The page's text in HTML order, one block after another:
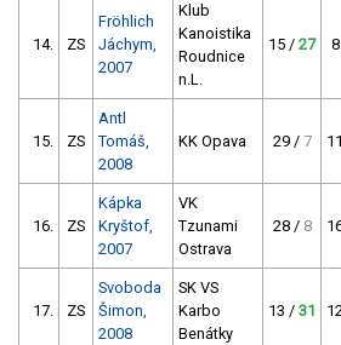
14. ZS
Fröhlich
Jáchym,
2007
Klub
Kanoistika
Roudnice
n.L.
15 / 27
15. ZS
Antl
Tomáš,
2008
KK Opava 29 / 7
16. ZS
Kápka
Kryštof,
2007
VK
Tzunami
Ostrava
28 / 8
17. ZS
Svoboda
Šimon,
2008
SK VS
Karbo
Benátky
13 / 31